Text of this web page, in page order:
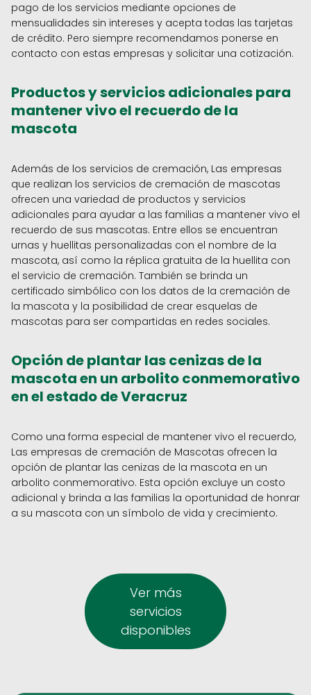
pago de los servicios mediante opciones de
mensualidades sin intereses y acepta todas las tarjetas
de crédito. Pero siempre recomendamos ponerse en
contacto con estas empresas y solicitar una cotización.
Productos y servicios adicionales para
mantener vivo el recuerdo de la
mascota
Además de los servicios de cremación, Las empresas
que realizan los servicios de cremación de mascotas
ofrecen una variedad de productos y servicios
adicionales para ayudar a las familias a mantener vivo el
recuerdo de sus mascotas. Entre ellos se encuentran
urnas y huellitas personalizadas con el nombre de la
mascota, así como la réplica gratuita de la huellita con
el servicio de cremación. También se brinda un
certificado simbólico con los datos de la cremación de
la mascota y la posibilidad de crear esquelas de
mascotas para ser compartidas en redes sociales.
Opción de plantar las cenizas de la
mascota en un arbolito conmemorativo
en el estado de Veracruz
Como una forma especial de mantener vivo el recuerdo,
Las empresas de cremación de Mascotas ofrecen la
opción de plantar las cenizas de la mascota en un
arbolito conmemorativo. Esta opción excluye un costo
adicional y brinda a las familias la oportunidad de honrar
a su mascota con un símbolo de vida y crecimiento.
Ver más
servicios
disponibles